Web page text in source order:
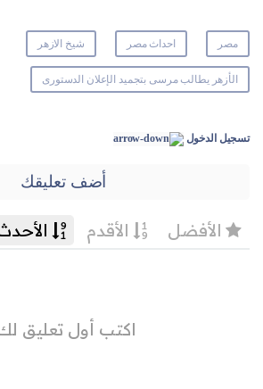
مصر احداث مصر شيخ الازهر
الأزهر يطالب مرسى بتجميد الإعلان الدستورى
تسجيل الدخول
أضف تعليقك